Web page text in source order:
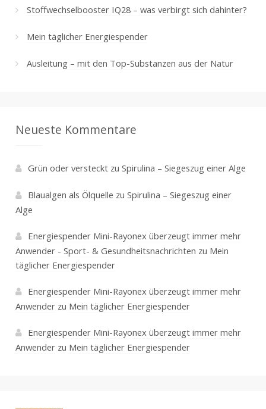
Stoffwechselbooster IQ28 – was verbirgt sich dahinter?
Mein täglicher Energiespender
Ausleitung – mit den Top-Substanzen aus der Natur
Neueste Kommentare
Grün oder verstecktzu Spirulina – Siegeszug einer Alge
Blaualgen als Ölquelle zu Spirulina – Siegeszug einer
Alge
Energiespender Mini-Rayonex überzeugt immer mehr
Anwender - Sport- & Gesundheitsnachrichten zu Mein
täglicher Energiespender
Energiespender Mini-Rayonex überzeugt immer mehr
Anwenderzu Mein täglicher Energiespender
Energiespender Mini-Rayonex überzeugt immer mehr
Anwenderzu Mein täglicher Energiespender